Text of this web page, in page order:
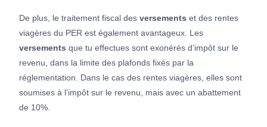
De plus, le traitement fiscal des versements et des rentes
viagères du PER est également avantageux. Les
versements que tu effectues sont exonérés d’impôt sur le
revenu, dans la limite des plafonds fixés par la
réglementation. Dans le cas des rentes viagères, elles sont
soumises à l’impôt sur le revenu, mais avec un abattement
de 10%.